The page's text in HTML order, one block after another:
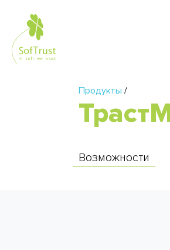
Продукты /
Возможности